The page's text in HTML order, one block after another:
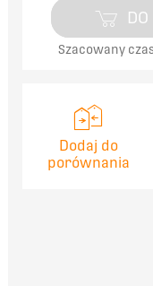
DO
Szacowany
Dodaj do
porównania